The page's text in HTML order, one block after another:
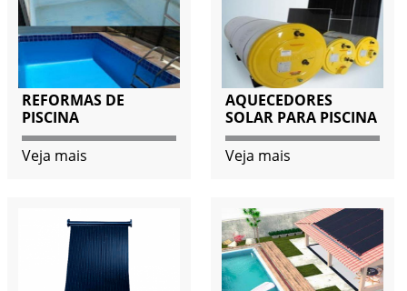
REFORMAS DE
PISCINA
Veja mais
AQUECEDORES
SOLAR PARA PISCINA
Veja mais